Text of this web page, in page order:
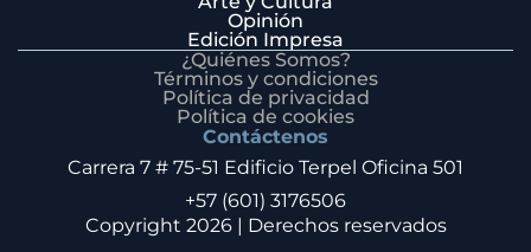
Opinión
Edición Impresa
¿Quiénes Somos?
Términos y condiciones
Política de privacidad
Política de cookies
Contáctenos
Carrera 7 # 75-51 Edificio Terpel Oficina 501
+57 (601) 3176506
Copyright 2026 | Derechos reservados